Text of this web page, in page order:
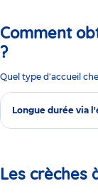
Comment
?
Quel type d'accueil
Longue durée via
Les crèches